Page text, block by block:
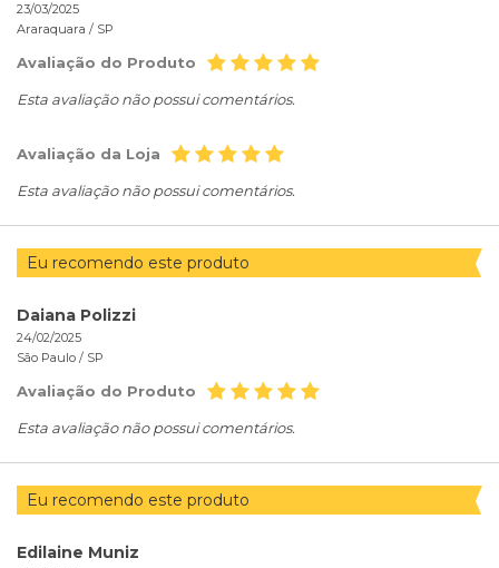
23/03/2025
Araraquara / SP
Avaliação do Produto
Esta avaliação não possui comentários.
Avaliação da Loja
Esta avaliação não possui comentários.
Eu recomendo este produto
Daiana Polizzi
24/02/2025
São Paulo / SP
Avaliação do Produto
Esta avaliação não possui comentários.
Eu recomendo este produto
Edilaine Muniz